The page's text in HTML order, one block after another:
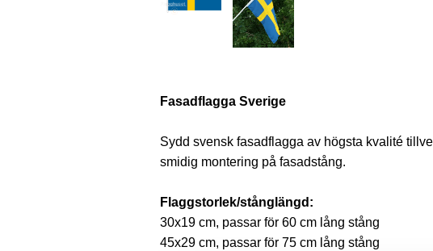
Fasadflagga Sverige
Sydd svensk fasadflagga av högsta kvalité
smidig montering på fasadstång.
Flaggstorlek/stånglängd:
30x19 cm, passar för 60 cm lång stång
45x29 cm, passar för 75 cm lång stång